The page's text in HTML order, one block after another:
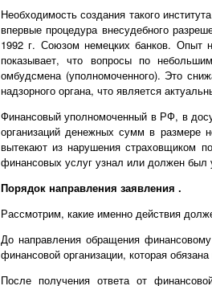
Необходимость создания такого
впервые процедура внесудебного
1992 г. Союзом немецких банков. Опыт
показывает, что вопросы по
омбудсмена (уполномоченного). Это
надзорного органа, что является
Финансовый уполномоченный в РФ, в
организаций денежных сумм в размере
вытекают из нарушения страховщиком
финансовых услуг узнал или должен был
Порядок направления заявления .
Рассмотрим, какие именно действия
До направления обращения
финансовой организации, которая
После получения ответа от